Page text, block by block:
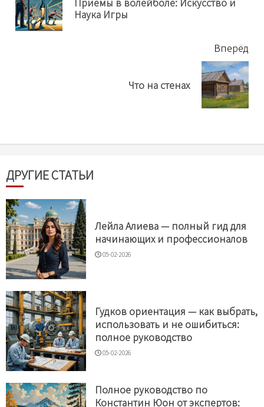
Наука Игры
Вперёд
Что на стенах
ДРУГИЕ СТАТЬИ
Лейла Алиева — полный гид для
начинающих и профессионалов
05-02-2026
Гудков ориентация — как выбрать,
использовать и не ошибиться:
полное руководство
05-02-2026
Полное руководство по
Константин Юон от экспертов: